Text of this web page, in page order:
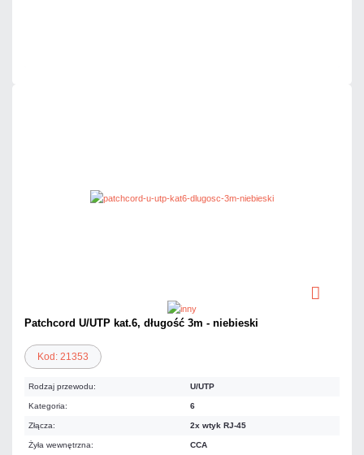
Patchcord U/UTP kat.6, długość 3m - niebieski
Kod: 21353
Rodzaj przewodu: U/UTP
Kategoria: 6
Złącza: 2x wtyk RJ-45
Żyła wewnętrzna: CCA